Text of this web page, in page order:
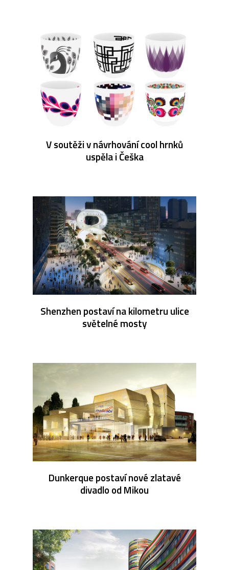
V soutěži v návrhování cool hrnků
uspěla i Češka
Shenzhen postaví na kilometru ulice
světelné mosty
Dunkerque postaví nové zlatavé
divadlo od Mikou